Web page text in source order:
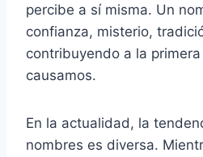
percibe a sí misma. Un
confianza, misterio,
contribuyendo a la
causamos.
En la actualidad, la
nombres es diversa.